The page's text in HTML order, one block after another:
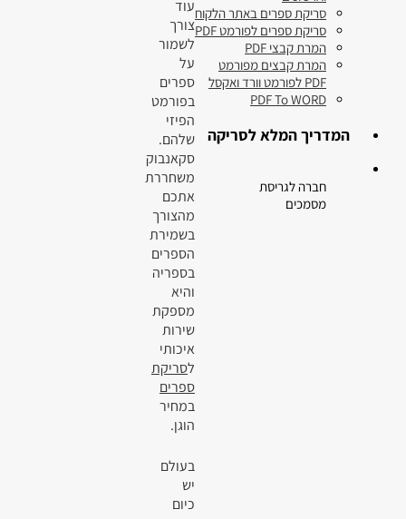
עוד
צורך
לשמור
על
ספרים
בפורמט
הפיזי
שלהם.
סקאנבוק
משחררת
אתכם
מהצורך
בשמירת
הספרים
בספריה
והיא
מספקת
שירות
איכותי
לסריקת
ספרים
במחיר
הוגן.
בעולם
יש
כיום
סריקת ספרים באתר הלקוח
סריקת ספרים לפורמט PDF
המרת קבצי PDF
המרת קבצים מפורמט
PDF לפורמט וורד ואקסל
PDF To WORD
המדריך המלא לסריקה
חברה לגריסת
מסמכים